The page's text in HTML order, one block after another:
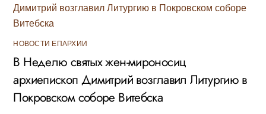
НОВОСТИ ЕПАРХИИ
В Неделю святых жен-мироносиц
архиепископ Димитрий возглавил Литургию в
Покровском соборе Витебска